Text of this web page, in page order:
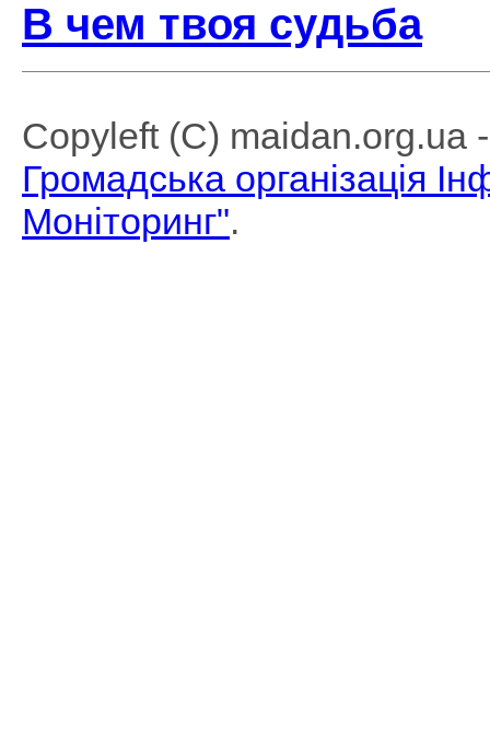
В чем твоя судьба
Copyleft (C) maidan.org.ua
Громадська організація
Моніторинг".